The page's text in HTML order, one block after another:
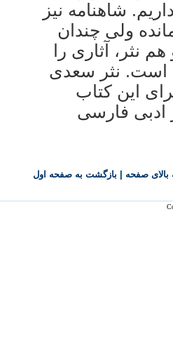
شاهنامه نیز
ولی چندان
آثاری را
است. نثر سعدی
این کتاب
آثار ادبی فارسی
صفحه بازگشت به صفحه اول